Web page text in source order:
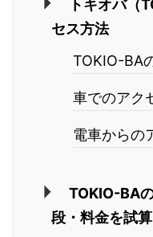
トキオバ（
セス方法
TOKIO-BA
車でのアク
電車からの
TOKIO-BA
段・料金を試算